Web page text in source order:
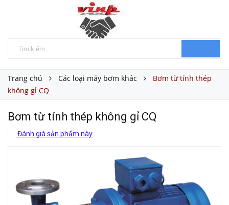
Trang chủ Các loại máy bơm khác
Bơm từ tính thép
không gỉ CQ
Bơm từ tính thép không gỉ CQ
Đánh giá sản phẩm này